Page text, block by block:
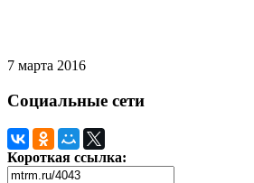
7 марта 2016
Социальные сети
Короткая ссылка: